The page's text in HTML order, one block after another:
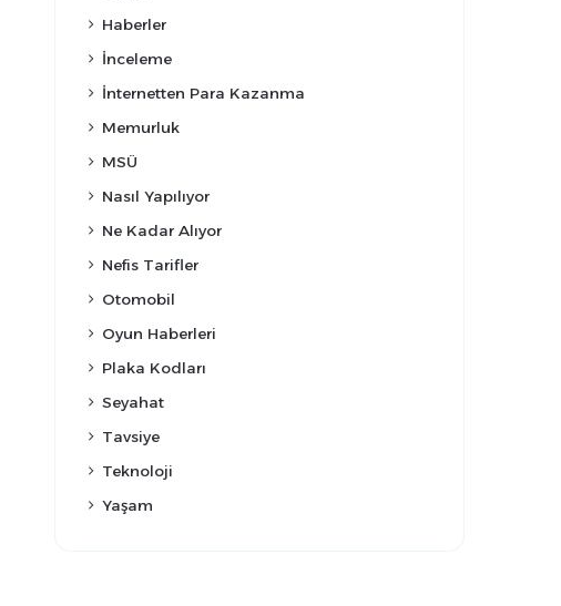
Haberler
İnceleme
İnternetten Para Kazanma
Memurluk
MSÜ
Nasıl Yapılıyor
Ne Kadar Alıyor
Nefis Tarifler
Otomobil
Oyun Haberleri
Plaka Kodları
Seyahat
Tavsiye
Teknoloji
Yaşam